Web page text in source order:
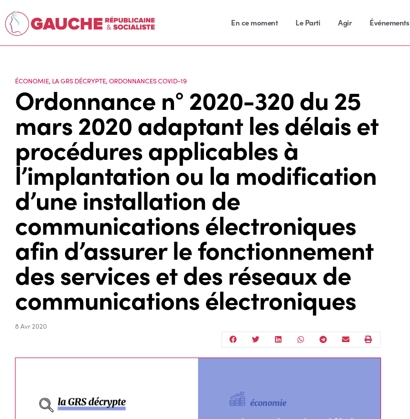
En ce moment Le Parti Agir Événements
ÉCONOMIE, LA GRS DÉCRYPTE,ORDONNANCES COVID-19
Ordonnance n° 2020-320 du 25
mars 2020 adaptant les délais et
procédures applicables à
l’implantation ou la modification
d’une installation de
communications électroniques
afin d’assurer le fonctionnement
des services et des réseaux de
communications électroniques
8 Avr 2020